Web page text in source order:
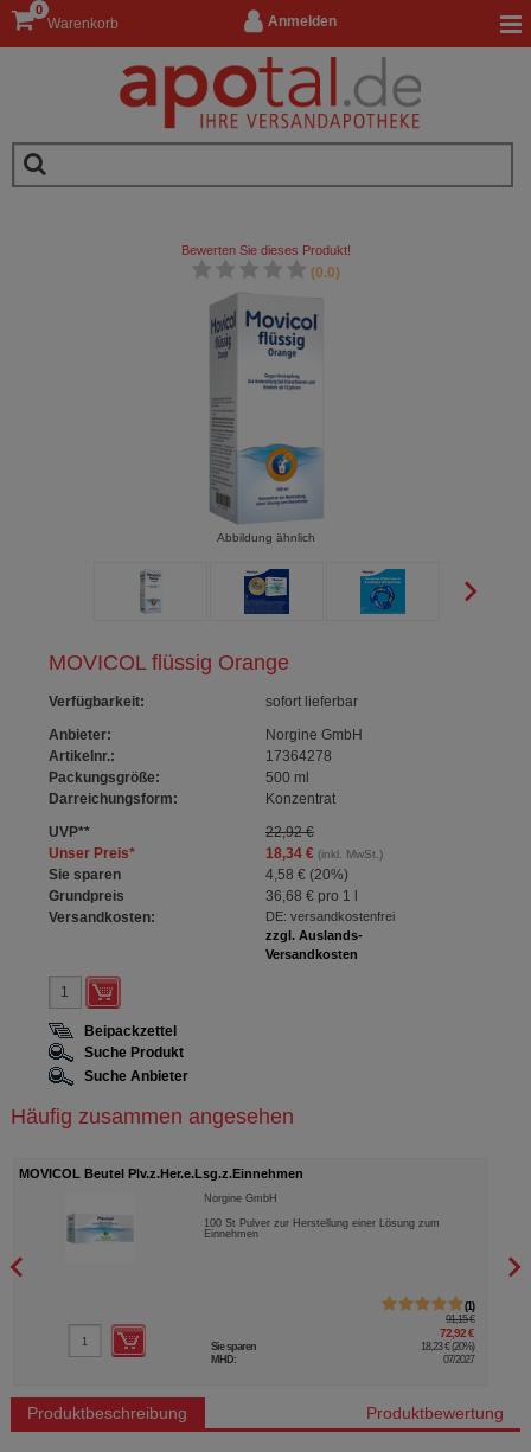
Anmelden
Warenkorb
0
MOVICOL flüssig Orange
Verfügbarkeit:
sofort lieferbar
Anbieter:
Norgine GmbH
Artikelnr.:
17364278
Packungsgröße:
500 ml
Darreichungsform:
Konzentrat
UVP**
22,92 €
Unser Preis* 18,34 €(inkl. MwSt.)
Sie sparen 4,58 € (20%)
Grundpreis
36,68 €pro 1 l
Versandkosten:
DE: versandkostenfrei
zzgl. Auslands-
Versandkosten
Bewerten Sie dieses Produkt!
(0.0)
Abbildung ähnlich
Beipackzettel
Suche Produkt
Suche Anbieter
Häufig zusammen angesehen
MOVICOL Beutel Plv.z.Her.e.Lsg.z.Einnehmen
Norgine GmbH
100St Pulver zur Herstellung einer Lösung zum
Einnehmen
1
91,15 €
72,92 €
Sie sparen 18,23 € (20%)
MHD:
07/2027
Produktbeschreibung Produktbewertung